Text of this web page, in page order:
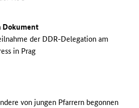
Dokument
der DDR-Delegation am
in Prag
von jungen Pfarrern begonnen